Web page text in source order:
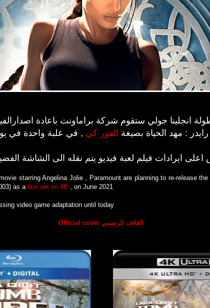
انجلينا جولي ستقوم شركة براماونت باعادة
: مهد الحياة بصيغة الفور كي , في علبة واحدة في يونيو
ايرادات فيلم لعبة فيديو يتم نقله الى الشاشة
starring Angelina Jolie , Paramount are planning to re-release
as a box set on 4K , on June 2021
video game adaptation until today